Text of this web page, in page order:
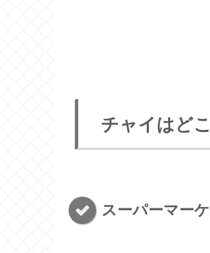
チャイはど
スーパーマー